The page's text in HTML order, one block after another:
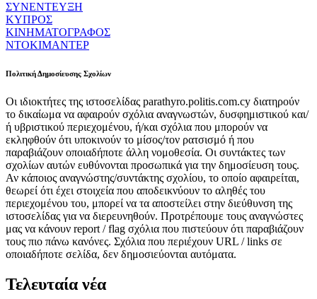
ΣΥΝΕΝΤΕΥΞΗ
ΚΥΠΡΟΣ
ΚΙΝΗΜΑΤΟΓΡΑΦΟΣ
ΝΤΟΚΙΜΑΝΤΕΡ
Πολιτική Δημοσίευσης Σχολίων
Οι ιδιοκτήτες της ιστοσελίδας parathyro.politis.com.cy διατηρούν
το δικαίωμα να αφαιρούν σχόλια αναγνωστών, δυσφημιστικού και/
ή υβριστικού περιεχομένου, ή/και σχόλια που μπορούν να
εκληφθούν ότι υποκινούν το μίσος/τον ρατσισμό ή που
παραβιάζουν οποιαδήποτε άλλη νομοθεσία. Οι συντάκτες των
σχολίων αυτών ευθύνονται προσωπικά για την δημοσίευση τους.
Αν κάποιος αναγνώστης/συντάκτης σχολίου, το οποίο αφαιρείται,
θεωρεί ότι έχει στοιχεία που αποδεικνύουν το αληθές του
περιεχομένου του, μπορεί να τα αποστείλει στην διεύθυνση της
ιστοσελίδας για να διερευνηθούν. Προτρέπουμε τους αναγνώστες
μας να κάνουν report / flag σχόλια που πιστεύουν ότι παραβιάζουν
τους πιο πάνω κανόνες. Σχόλια που περιέχουν URL / links σε
οποιαδήποτε σελίδα, δεν δημοσιεύονται αυτόματα.
Τελευταία νέα